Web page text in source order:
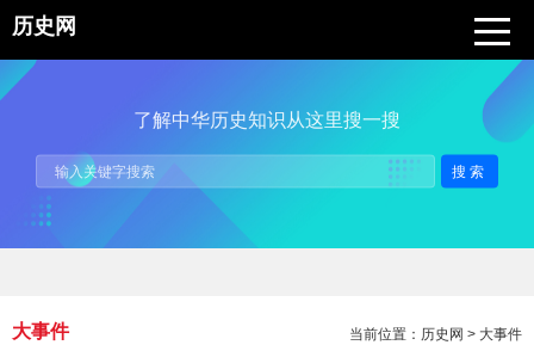
历史网
了解中华历史知识从这里搜一搜
搜索
当前位置： 历史网 > 大事件
大事件